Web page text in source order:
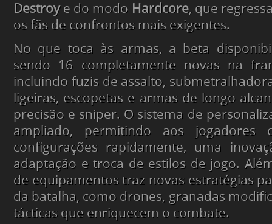
Destroye do modo Hardcore, que
os fãs de confrontos mais exigentes.
No que toca às armas, a beta
sendo 16 completamente novas na
incluindo fuzis de assalto,
ligeiras, escopetas e armas de longo
precisão e sniper. O sistema de
ampliado, permitindo aos jogadores
configurações rapidamente, uma
adaptação e troca de estilos de jogo.
de equipamentos traz novas estratégias
da batalha, como drones, granadas
tácticas que enriquecem o combate.